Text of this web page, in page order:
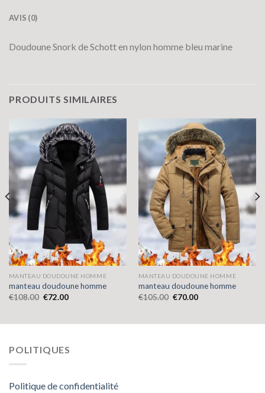
AVIS (0)
Doudoune Snork de Schott en nylon homme bleu marine
PRODUITS SIMILAIRES
MANTEAU DOUDOUNE HOMME
manteau doudoune homme
€108.00 €72.00
MANTEAU DOUDOUNE HOMME
manteau doudoune homme
€105.00 €70.00
POLITIQUES
Politique de confidentialité